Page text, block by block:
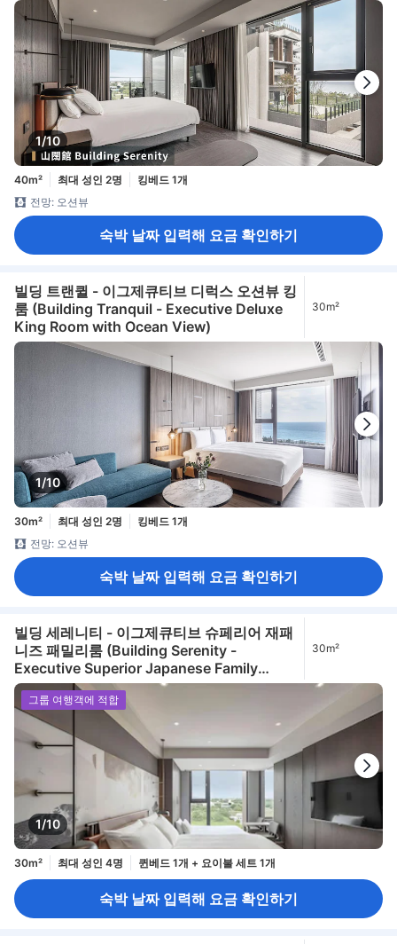
1/10
40m² 최대 성인 2명
킹베드 1개
전망: 오션뷰
숙박 날짜 입력해 요금 확인하기
빌딩 트랜퀼 - 이그제큐티브 디럭스 오션뷰 킹
룸 (Building Tranquil - Executive Deluxe
King Room with Ocean View)
30m²
1/10
30m² 최대 성인 2명
킹베드 1개
전망: 오션뷰
숙박 날짜 입력해 요금 확인하기
빌딩 세레니티 - 이그제큐티브 슈페리어 재패
니즈 패밀리룸 (Building Serenity -
Executive Superior Japanese Family
Room)
30m²
1/10
그룹 여행객에 적합
30m² 최대 성인 4명 퀸베드 1개 + 요이불 세트 1개
숙박 날짜 입력해 요금 확인하기